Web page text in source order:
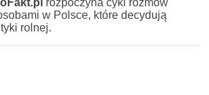
rozpoczyna cykl rozmów
w Polsce, które decydują
rolnej.